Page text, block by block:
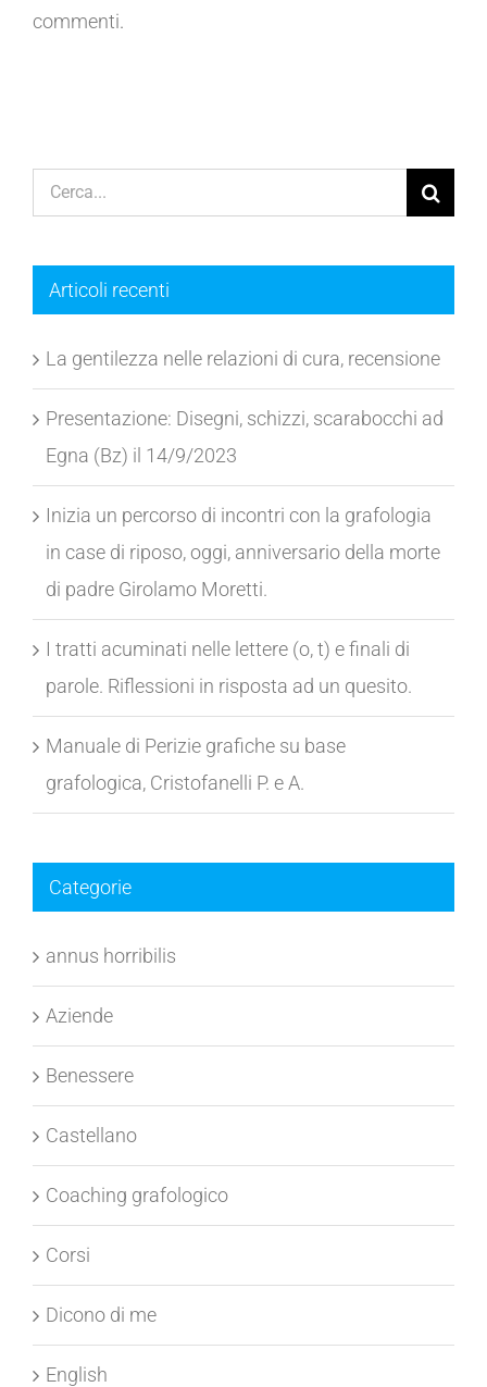
commenti.
Cerca
per:
Articoli recenti
La gentilezza nelle relazioni di cura, recensione
Presentazione: Disegni, schizzi, scarabocchi ad
Egna (Bz) il 14/9/2023
Inizia un percorso di incontri con la grafologia
in case di riposo, oggi, anniversario della morte
di padre Girolamo Moretti.
I tratti acuminati nelle lettere (o, t) e finali di
parole. Riflessioni in risposta ad un quesito.
Manuale di Perizie grafiche su base
grafologica, Cristofanelli P. e A.
Categorie
annus horribilis
Aziende
Benessere
Castellano
Coaching grafologico
Corsi
Dicono di me
English